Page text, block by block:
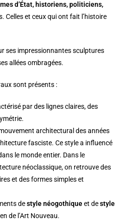
d’État, historiens, politiciens,
Celles et ceux qui ont fait l’histoire
ses impressionnantes sculptures
allées ombragées.
sont présents :
par des lignes claires, des
architectural des années
fasciste. Ce style a influencé
le monde entier. Dans le
néoclassique, on retrouve des
et des formes simples et
destyle néogothiqueet destyle
de l’Art Nouveau.